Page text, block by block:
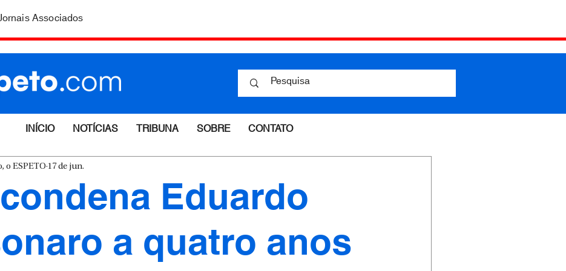
Associados
INÍCIO NOTÍCIAS TRIBUNA SOBRE CONTATO
Eduardo
a quatro anos
o ESPETO 17 de jun.